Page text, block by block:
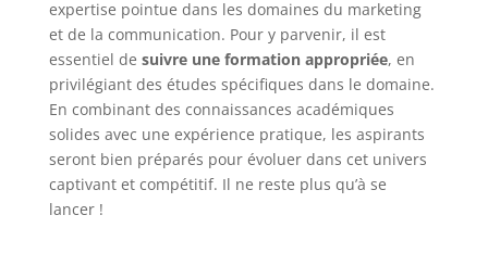
expertise pointue dans les domaines du marketing
et de la communication. Pour y parvenir, il est
essentiel de suivre une formation appropriée, en
privilégiant des études spécifiques dans le domaine.
En combinant des connaissances académiques
solides avec une expérience pratique, les aspirants
seront bien préparés pour évoluer dans cet univers
captivant et compétitif. Il ne reste plus qu’à se
lancer !